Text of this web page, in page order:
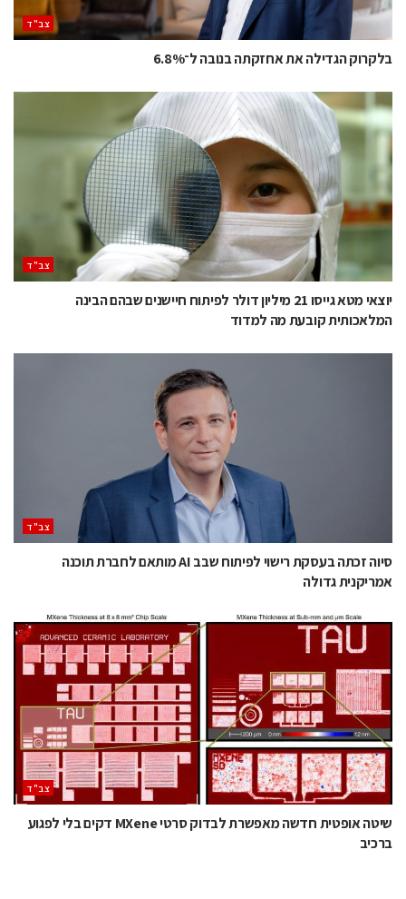
‫צב"ד‬
בלקרוק הגדילה את אחזקתה בנובה ל־6.8%
‫צב"ד‬
יוצאי מטא גייסו 21 מיליון דולר לפיתוח חיישנים שבהם הבינה
המלאכותית קובעת מה למדוד
‫צב"ד‬
סיוה זכתה בעסקת רישוי לפיתוח שבב AI מותאם לחברת תוכנה
אמריקנית גדולה
‫צב"ד‬
שיטה אופטית חדשה מאפשרת לבדוק סרטי MXene דקים בלי לפגוע
ברכיב